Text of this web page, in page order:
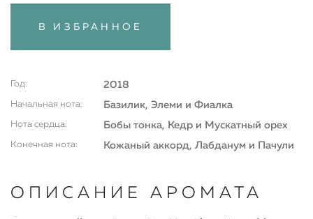
В ИЗБРАННОЕ
Год: 2018
Начальная нота: Базилик, Элеми и Фиалка
Нота сердца: Бобы тонка, Кедр и Мускатный орех
Конечная нота: Кожаный аккорд, Лабданум и Пачули
ОПИСАНИЕ АРОМАТА